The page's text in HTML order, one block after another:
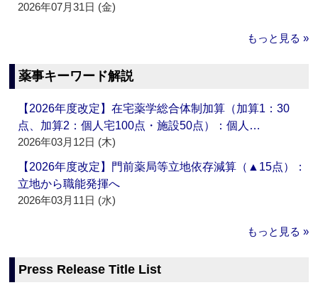
2026年07月31日 (金)
もっと見る »
薬事キーワード解説
【2026年度改定】在宅薬学総合体制加算（加算1：30
点、加算2：個人宅100点・施設50点）：個人…
2026年03月12日 (木)
【2026年度改定】門前薬局等立地依存減算（▲15点）：
立地から職能発揮へ
2026年03月11日 (水)
もっと見る »
Press Release Title List